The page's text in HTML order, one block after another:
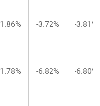
1.86% -3.72% -3.81%
1.78% -6.82% -6.80%